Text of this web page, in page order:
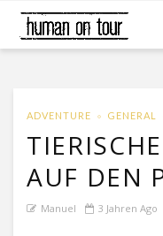
ADVENTURE GENERAL
AUF DEN
Manuel 3 Jahren Ago